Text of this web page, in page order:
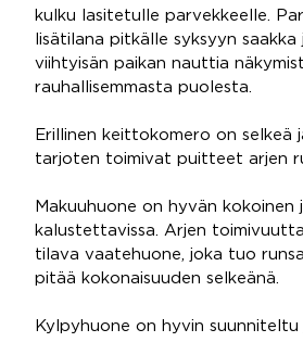
kulku lasitetulle parvekkeelle.
lisätilana pitkälle syksyyn saakka
viihtyisän paikan nauttia
rauhallisemmasta puolesta.
Erillinen keittokomero on selkeä
tarjoten toimivat puitteet arjen
Makuuhuone on hyvän kokoinen
kalustettavissa. Arjen toimivuutta
tilava vaatehuone, joka tuo
pitää kokonaisuuden selkeänä.
Kylpyhuone on hyvin